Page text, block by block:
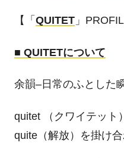
【「 QUITET」
■ QUITETについて
余韻–日常のふとした
quitet （クワイテット
quite（解放）を掛け合